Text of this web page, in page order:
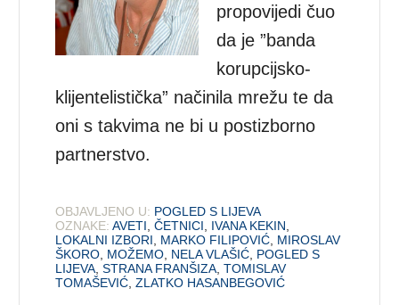
propovijedi čuo
da je ”banda
korupcijsko-
klijentelistička” načinila mrežu te da
oni s takvima ne bi u postizborno
partnerstvo.
OBJAVLJENO U: POGLED S LIJEVA
OZNAKE: AVETI ,ČETNICI IVANA KEKIN
LOKALNI IZBORI
MARKO FILIPOVIĆ MIROSLAV
ŠKORO MOŽEMO NELA VLAŠIĆ POGLED S
LIJEVA ,STRANA FRANŠIZA ,TOMISLAV
TOMAŠEVIĆ ,ZLATKO HASANBEGOVIĆ